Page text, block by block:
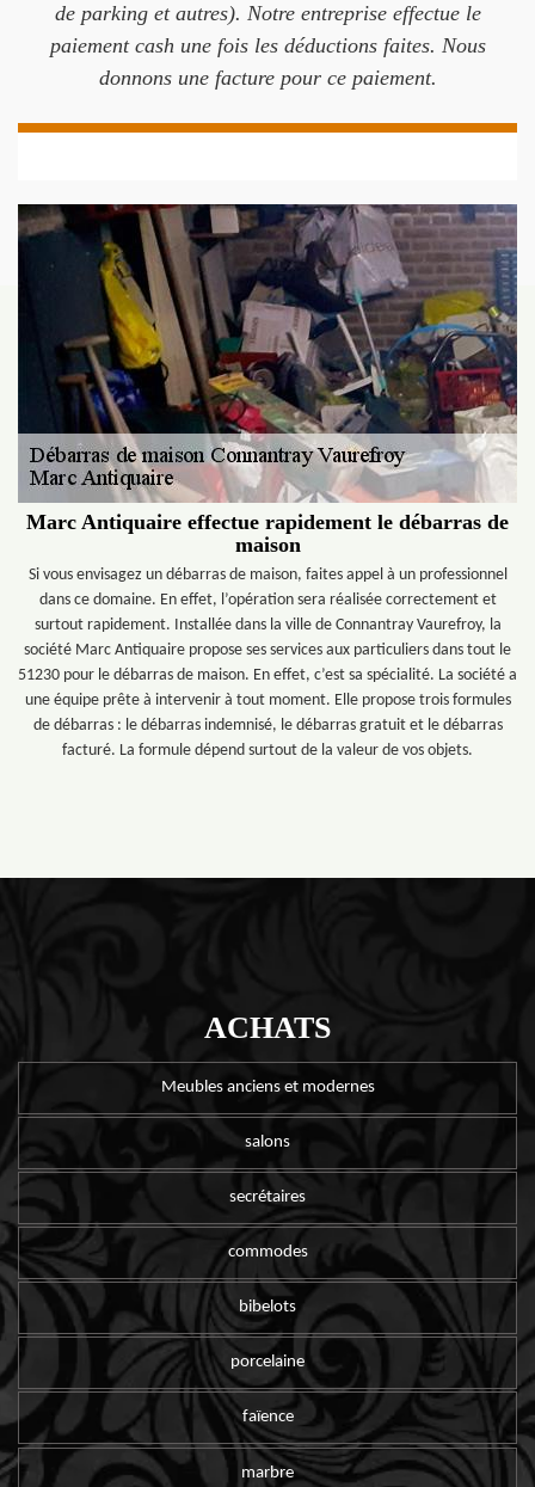
de parking et autres). Notre entreprise effectue le
paiement cash une fois les déductions faites. Nous
donnons une facture pour ce paiement.
Marc Antiquaire effectue rapidement le débarras de
maison
Si vous envisagez un débarras de maison, faites appel à un professionnel
dans ce domaine. En effet, l’opération sera réalisée correctement et
surtout rapidement. Installée dans la ville de Connantray Vaurefroy, la
société Marc Antiquaire propose ses services aux particuliers dans tout le
51230 pour le débarras de maison. En effet, c’est sa spécialité. La société a
une équipe prête à intervenir à tout moment. Elle propose trois formules
de débarras : le débarras indemnisé, le débarras gratuit et le débarras
facturé. La formule dépend surtout de la valeur de vos objets.
ACHATS
Meubles anciens et modernes
salons
secrétaires
commodes
bibelots
porcelaine
faïence
marbre